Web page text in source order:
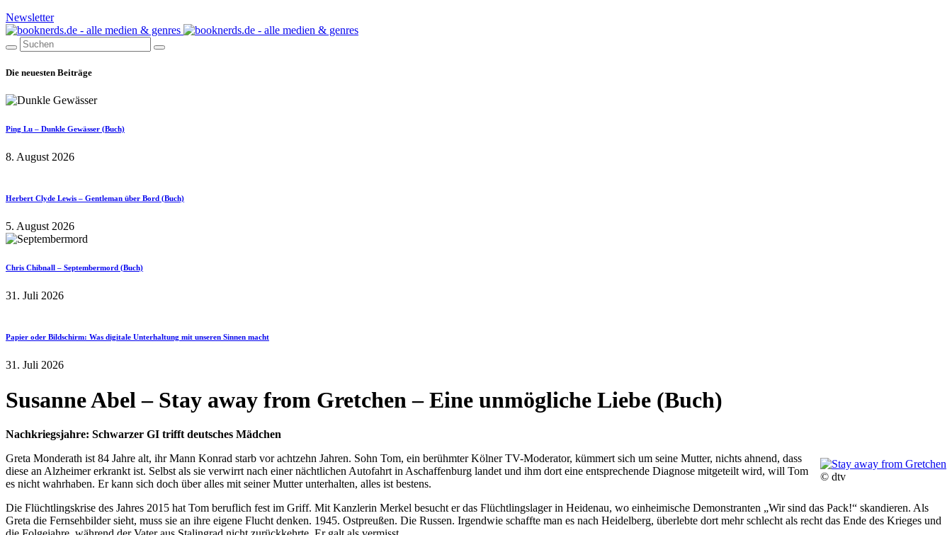
Newsletter
Die neuesten Beiträge
Ping Lu – Dunkle Gewässer (Buch)
8. August 2026
Herbert Clyde Lewis – Gentleman über Bord (Buch)
5. August 2026
Chris Chibnall – Septembermord (Buch)
31. Juli 2026
Papier oder Bildschirm: Was digitale Unterhaltung mit unseren Sinnen macht
31. Juli 2026
Susanne Abel – Stay away from Gretchen – Eine unmögliche Liebe (Buch)
Nachkriegsjahre: Schwarzer GI trifft deutsches Mädchen
© dtv
Greta Monderath ist 84 Jahre alt, ihr Mann Konrad starb vor achtzehn Jahren. Sohn Tom, ein berühmter Kölner TV-Moderator, kümmert sich um seine Mutter, nichts ahnend, dass
diese an Alzheimer erkrankt ist. Selbst als sie verwirrt nach einer nächtlichen Autofahrt in Aschaffenburg landet und ihm dort eine entsprechende Diagnose mitgeteilt wird, will Tom
es nicht wahrhaben. Er kann sich doch über alles mit seiner Mutter unterhalten, alles ist bestens.
Die Flüchtlingskrise des Jahres 2015 hat Tom beruflich fest im Griff. Mit Kanzlerin Merkel besucht er das Flüchtlingslager in Heidenau, wo einheimische Demonstranten „Wir sind das Pack!“ skandieren. Als
Greta die Fernsehbilder sieht, muss sie an ihre eigene Flucht denken. 1945. Ostpreußen. Die Russen. Irgendwie schaffte man es nach Heidelberg, überlebte dort mehr schlecht als recht das Ende des Krieges und